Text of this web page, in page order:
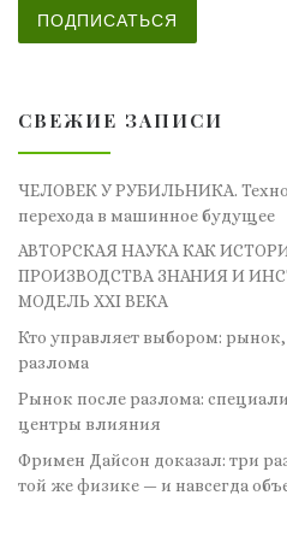
ПОДПИСАТЬСЯ
СВЕЖИЕ ЗАПИСИ
ЧЕЛОВЕК У РУБИЛЬНИКА.
перехода в машинное будущее
АВТОРСКАЯ НАУКА КАК
ПРОИЗВОДСТВА ЗНАНИЯ И
МОДЕЛЬ XXI ВЕКА
Кто управляет выбором:
разлома
Рынок после разлома:
центры влияния
Фримен Дайсон доказал: три
той же физике — и навсегда